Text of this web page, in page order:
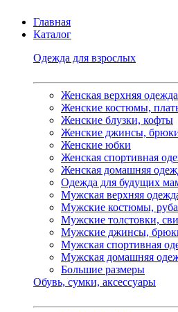
Главная
Каталог
Одежда для взрослых
Женская верхняя одежда
Женские костюмы,
Женские блузки, кофты
Женские джинсы,
Женские юбки
Женская спортивная
Женская домашняя
Одежда для будущих
Мужская верхняя
Мужские костюмы,
Мужские толстовки,
Мужские джинсы,
Мужская спортивная
Мужская домашняя
Большие размеры
Обувь, сумки, аксессуары